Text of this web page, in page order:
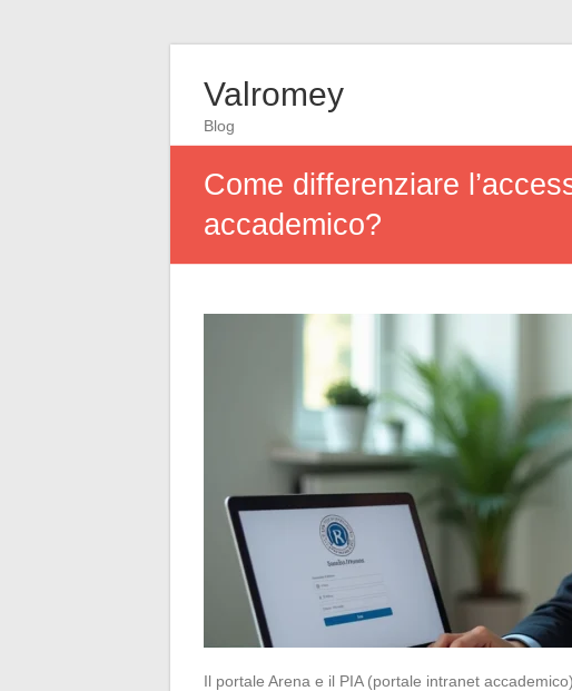
Valromey
Blog
Come differenziare
accademico?
Il portale Arena e il PIA (portale intranet